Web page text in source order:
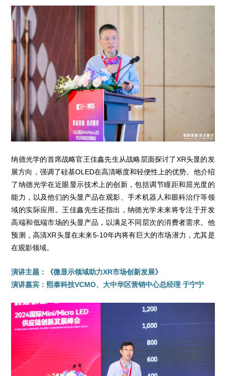
纳德光学的首席战略官王佳鑫先生从战略层面探讨了XR头显的发
展方向，强调了硅基OLED在高清晰度和轻便性上的优势。他介绍
了纳德光学在近眼显示技术上的创新，包括调节瞳距和屈光度的
能力，以及他们的头显产品在观影、手术机器人和眼科治疗等领
域的实际应用。王佳鑫先生还指出，纳德光学未来将专注于开发
高端和低端市场的头显产品，以满足不同层次的消费者需求。他
预测，高清XR头显在未来5-10年内将有巨大的市场潜力，尤其是
在观影领域。
演讲主题：《微显示领域助力XR市场创新发展》
演讲嘉宾：熙泰科技VCMO、大中华区营销中心总经理 于宁宁